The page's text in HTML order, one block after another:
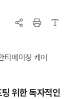
티에이징 케어
위한 독자적인